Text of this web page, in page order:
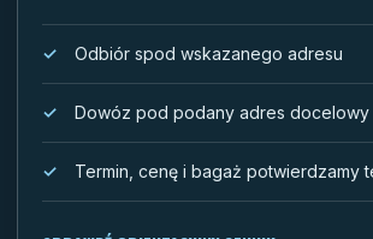
Odbiór spod wskazanego adresu
Dowóz pod podany adres docelowy
Termin, cenę i bagaż potwierdzamy